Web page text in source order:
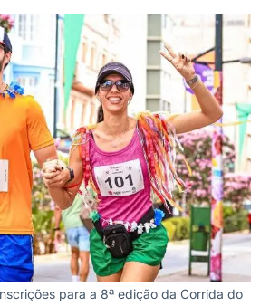
para a 8ª edição da Corrida do